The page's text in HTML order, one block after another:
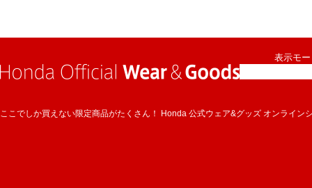
表示モ
ここでしか買えない限定商品がたくさん！ Honda 公式ウェア&グッズ オンライン